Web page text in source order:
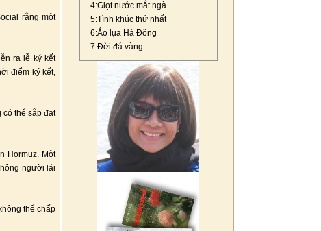
rằng một
ra lễ ký kết
điểm ký kết,
có thể sắp đạt
Hormuz. Một
người lái
thể chấp
4:Giọt nước mắt ngà
5:Tình khúc thứ nhất
6:Áo lụa Hà Đông
7:Đời đá vàng